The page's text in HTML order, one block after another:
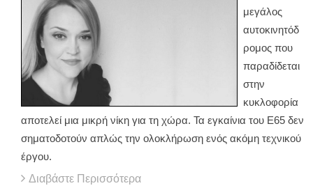
μεγάλος
αυτοκινητόδ
ρομος που
παραδίδεται
στην
κυκλοφορία
αποτελεί μια μικρή νίκη για τη χώρα. Τα εγκαίνια του Ε65 δεν
σηματοδοτούν απλώς την ολοκλήρωση ενός ακόμη τεχνικού
έργου.
Διαβάστε Περισσότερα